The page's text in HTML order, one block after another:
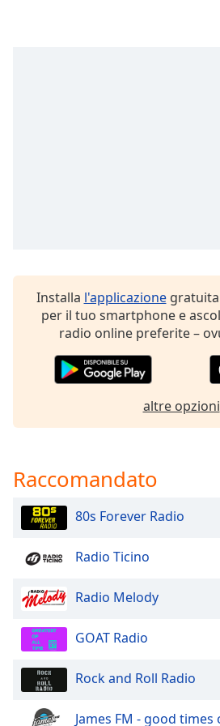
Background
Background
Font
Style
Installa l'applicazionegratuita
per il tuo smartphone e
radio online preferite –
altre opzioni
Raccomandato
80s Forever Radio
Radio Ticino
Radio Melody
GOAT Radio
Rock and Roll Radio
James FM - good times